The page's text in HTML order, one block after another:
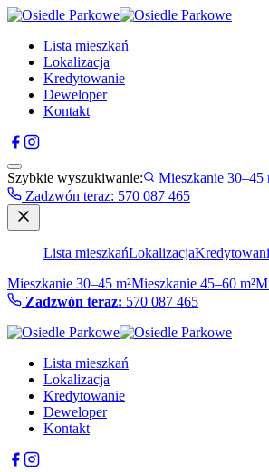
Lista mieszkań
Lokalizacja
Kredytowanie
Deweloper
Kontakt
Szybkie wyszukiwanie: Mieszkanie 30–45
Zadzwón teraz: 570 087 465
Lista mieszkańLokalizacja
Mieszkanie 30–45 m²Mieszkanie 45–60 m²
Zadzwón teraz: 570 087 465
Lista mieszkań
Lokalizacja
Kredytowanie
Deweloper
Kontakt